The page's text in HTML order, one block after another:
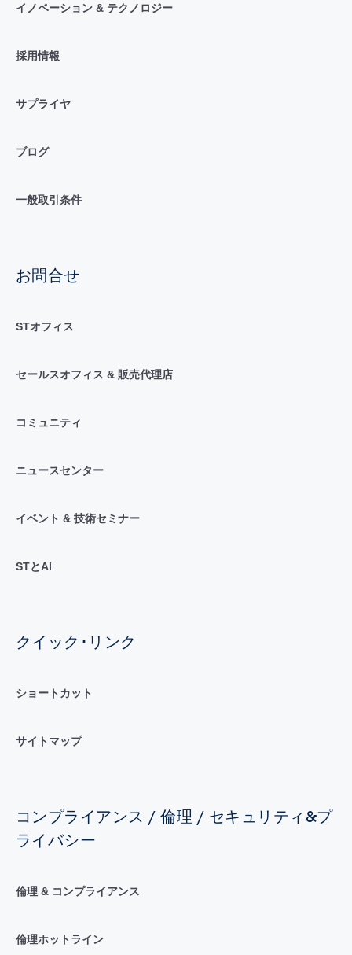
イノベーション & テクノロジー
採用情報
サプライヤ
ブログ
一般取引条件
お問合せ
STオフィス
セールスオフィス & 販売代理店
コミュニティ
ニュースセンター
イベント & 技術セミナー
STとAI
クイック･リンク
ショートカット
サイトマップ
コンプライアンス / 倫理 / セキュリティ&プ
ライバシー
倫理 & コンプライアンス
倫理ホットライン